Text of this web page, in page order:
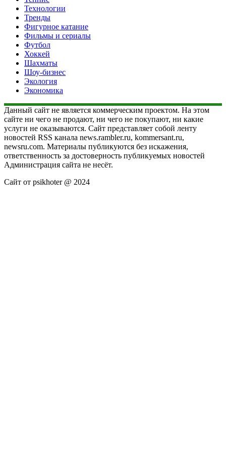
Технологии
Тренды
Фигурное катание
Фильмы и сериалы
Футбол
Хоккей
Шахматы
Шоу-бизнес
Экология
Экономика
Данный сайт не является коммерческим проектом. На этом
сайте ни чего не продают, ни чего не покупают, ни какие
услуги не оказываются. Сайт представляет собой ленту
новостей RSS канала news.rambler.ru, kommersant.ru,
newsru.com. Материалы публикуются без искажения,
ответственность за достоверность публикуемых новостей
Администрация сайта не несёт.
Сайт от psikhoter @ 2024